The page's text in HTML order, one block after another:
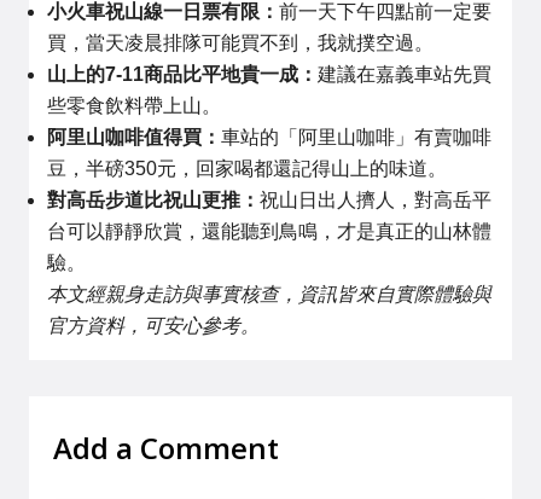
小火車祝山線一日票有限： 前一天下午四點前一定要
買，當天凌晨排隊可能買不到，我就撲空過。
山上的7-11商品比平地貴一成： 建議在嘉義車站先買
些零食飲料帶上山。
阿里山咖啡值得買： 車站的「阿里山咖啡」有賣咖啡
豆，半磅350元，回家喝都還記得山上的味道。
對高岳步道比祝山更推： 祝山日出人擠人，對高岳平
台可以靜靜欣賞，還能聽到鳥鳴，才是真正的山林體
驗。
本文經親身走訪與事實核查，資訊皆來自實際體驗與
官方資料，可安心參考。
Add a Comment